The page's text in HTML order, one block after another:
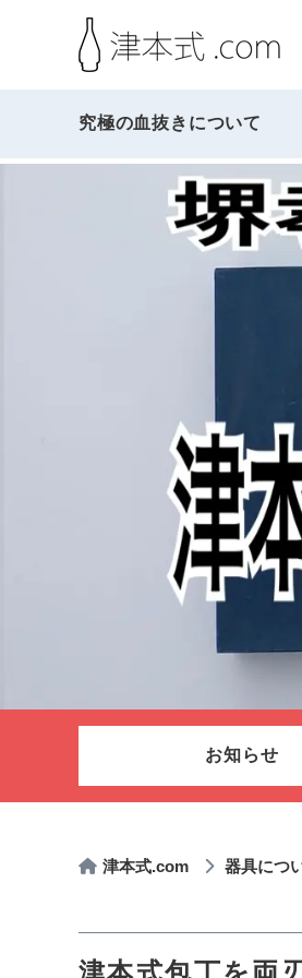
究極の血抜きについて
お知らせ
津本式.com 器具につ
津本式包丁を両